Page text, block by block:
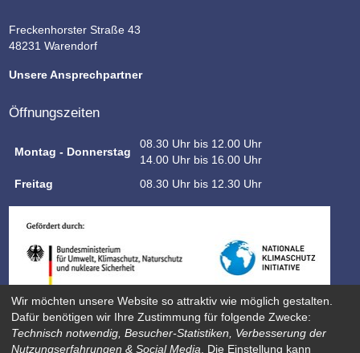
Freckenhorster Straße 43
48231 Warendorf
Unsere Ansprechpartner
Öffnungszeiten
Montag - Donnerstag
08.30 Uhr bis 12.00 Uhr
14.00 Uhr bis 16.00 Uhr
Freitag
08.30 Uhr bis 12.30 Uhr
Wir möchten unsere Website so attraktiv wie möglich gestalten.
Dafür benötigen wir Ihre Zustimmung für folgende Zwecke:
Technisch notwendig, Besucher-Statistiken, Verbesserung der
Nutzungserfahrungen & Social Media . Die Einstellung kann